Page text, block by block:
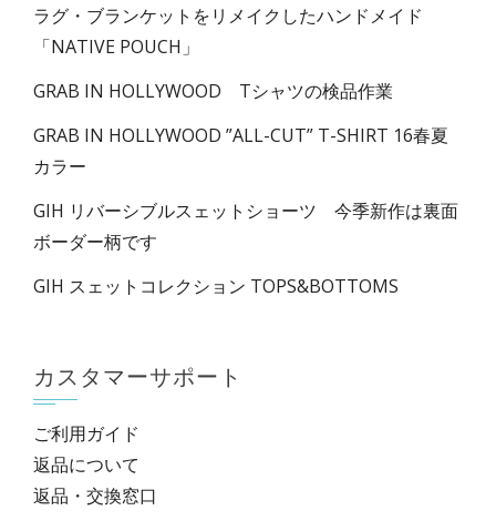
ラグ・ブランケットをリメイクしたハンドメイド
「NATIVE POUCH」
GRAB IN HOLLYWOOD Tシャツの検品作業
GRAB IN HOLLYWOOD ”ALL-CUT” T-SHIRT 16春夏
カラー
GIH リバーシブルスェットショーツ 今季新作は裏面
ボーダー柄です
GIH スェットコレクション TOPS&BOTTOMS
カスタマーサポート
ご利用ガイド
返品について
返品・交換窓口